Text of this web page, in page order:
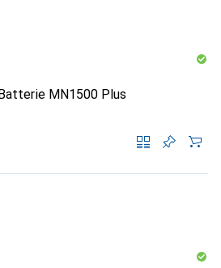
MN1500 Plus